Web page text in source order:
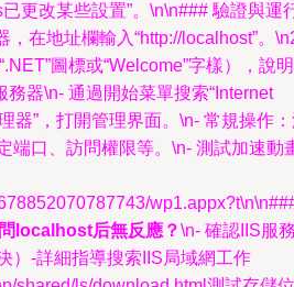
更改某些設置”。\n\n### 驗證與運
在地址欄輸入“http://localhost”。
圖標或“Welcome”字樣），說明
器\n- 通過開始菜單搜索“Internet
器”，打開管理界面。\n- 常規操作
端口、訪問權限等。\n- 測試加速動
localhost后無反應？\n- 確認IIS服
）-詳細指導搜索IIS局域網工作